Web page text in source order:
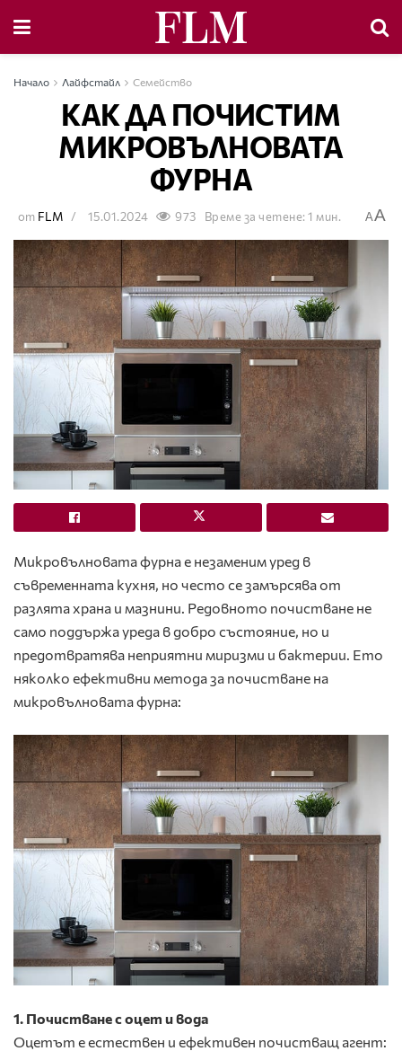
Начало Лайфстайл Семейство
КАК ДА ПОЧИСТИМ
МИКРОВЪЛНОВАТА
ФУРНА
от FLM 15.01.2024 973 Време за четене: 1 мин. AA
Микровълновата фурна е незаменим уред в
съвременната кухня, но често се замърсява от
разлята храна и мазнини. Редовното почистване не
само поддържа уреда в добро състояние, но и
предотвратява неприятни миризми и бактерии. Ето
няколко ефективни метода за почистване на
микровълновата фурна:
1. Почистване с оцет и вода
Оцетът е естествен и ефективен почистващ агент: